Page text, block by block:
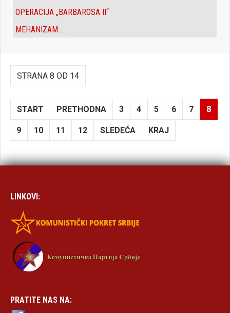
OPERACIJA „BARBAROSA II“
MEHANIZAM ...
STRANA 8 OD 14
START PRETHODNA 3 4 5 6 7 8
9 10 11 12 SLEDEĆA KRAJ
LINKOVI:
PRATITE NAS NA: